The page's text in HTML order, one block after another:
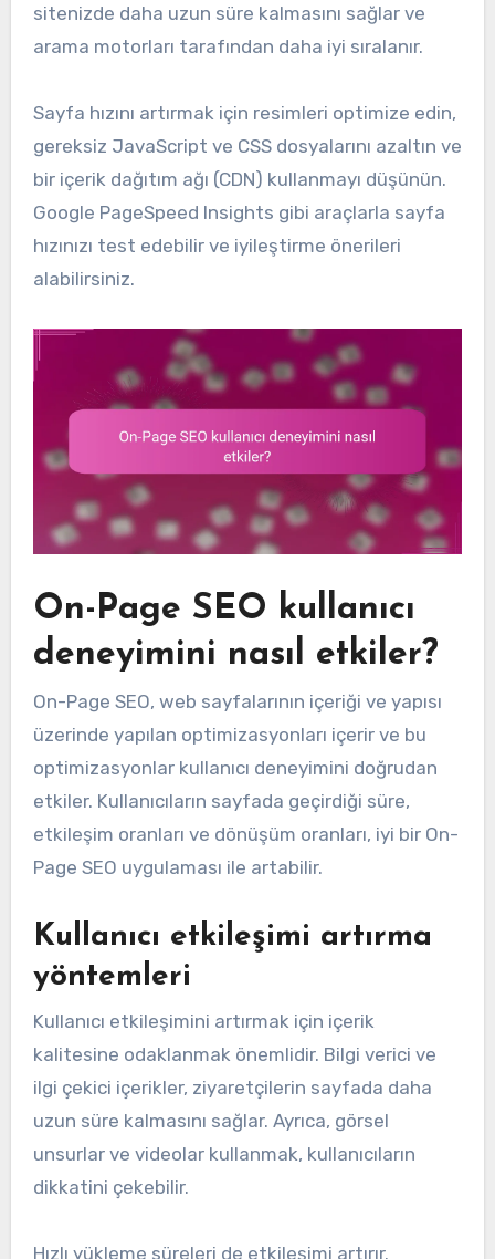
sitenizde daha uzun süre kalmasını sağlar ve
arama motorları tarafından daha iyi sıralanır.
Sayfa hızını artırmak için resimleri optimize edin,
gereksiz JavaScript ve CSS dosyalarını azaltın ve
bir içerik dağıtım ağı (CDN) kullanmayı düşünün.
Google PageSpeed Insights gibi araçlarla sayfa
hızınızı test edebilir ve iyileştirme önerileri
alabilirsiniz.
On-Page SEO kullanıcı
deneyimini nasıl etkiler?
On-Page SEO, web sayfalarının içeriği ve yapısı
üzerinde yapılan optimizasyonları içerir ve bu
optimizasyonlar kullanıcı deneyimini doğrudan
etkiler. Kullanıcıların sayfada geçirdiği süre,
etkileşim oranları ve dönüşüm oranları, iyi bir On-
Page SEO uygulaması ile artabilir.
Kullanıcı etkileşimi artırma
yöntemleri
Kullanıcı etkileşimini artırmak için içerik
kalitesine odaklanmak önemlidir. Bilgi verici ve
ilgi çekici içerikler, ziyaretçilerin sayfada daha
uzun süre kalmasını sağlar. Ayrıca, görsel
unsurlar ve videolar kullanmak, kullanıcıların
dikkatini çekebilir.
Hızlı yükleme süreleri de etkileşimi artırır.